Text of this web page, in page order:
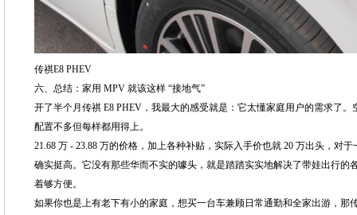
传祺E8 PHEV
六、总结：家用 MPV 就该这样 “接地气”
开了半个月传祺 E8 PHEV，我最大的感受就是：它太懂家庭用户的需求了
配置不多但每样都用得上。
21.68 万 - 23.88 万的价格，加上各种补贴，实际入手价也就 20 万出头，对
确实挺高。它没有那些华而不实的噱头，就是踏踏实实地解决了带娃出行的
着够方便。
如果你也是上有老下有小的家庭，想买一台车兼顾日常通勤和全家出游，那